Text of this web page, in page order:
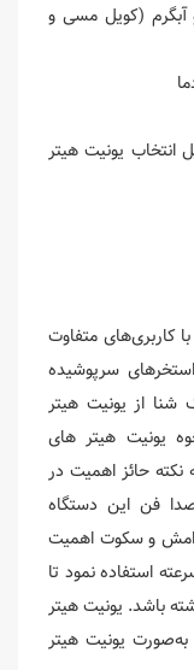
آبگرم (کویل مسی و
انتخاب یونیت هیتر
کاربری‌های متفاوت
سرپوشیده
شنا از یونیت هیتر
یونیت هیتر های
حائز اهمیت در
فن این دستگاه
و سکوت اهمیت
استفاده نمود تا
باشد. یونیت هیتر
یونیت هیتر